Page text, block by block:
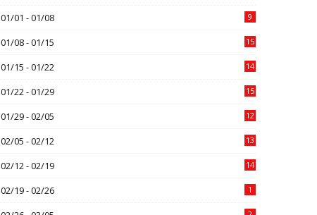
01/01 - 01/08 9
01/08 - 01/15 15
01/15 - 01/22 14
01/22 - 01/29 15
01/29 - 02/05 12
02/05 - 02/12 13
02/12 - 02/19 14
02/19 - 02/26 1